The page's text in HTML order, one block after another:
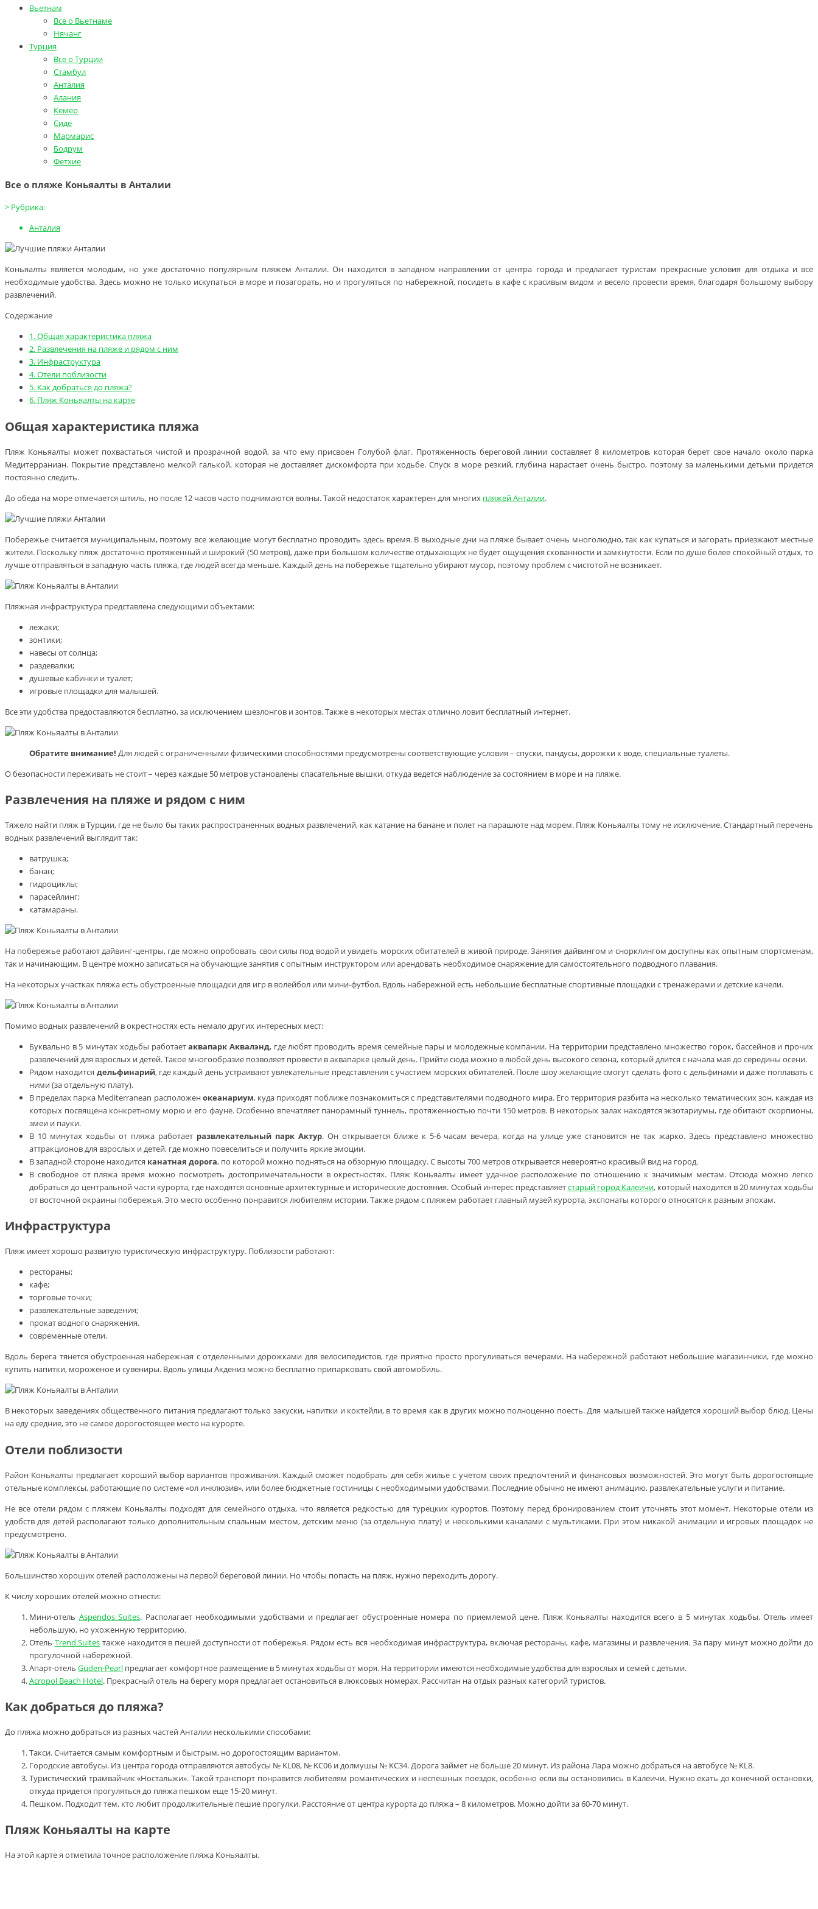
Вьетнам
Все о Вьетнаме
Нячанг
Турция
Все о Турции
Стамбул
Анталия
Алания
Кемер
Сиде
Мармарис
Бодрум
Фетхие
Все о пляже Коньяалты в Анталии
> Рубрика:
Анталия
Коньяалты является молодым, но уже достаточно популярным пляжем Анталии. Он находится в западном направлении от центра города и предлагает туристам прекрасные условия для отдыха и все
необходимые удобства. Здесь можно не только искупаться в море и позагорать, но и прогуляться по набережной, посидеть в кафе с красивым видом и весело провести время, благодаря большому выбору
развлечений.
Содержание
1.Общая характеристика пляжа
2. Развлечения на пляже и рядом с ним
3. Инфраструктура
4.Отели поблизости
5. Как добраться до пляжа?
6. Пляж Коньяалты на карте
Общая характеристика пляжа
Пляж Коньяалты может похвастаться чистой и прозрачной водой, за что ему присвоен Голубой флаг. Протяженность береговой линии составляет 8 километров, которая берет свое начало около парка
Медитерраниан. Покрытие представлено мелкой галькой, которая не доставляет дискомфорта при ходьбе. Спуск в море резкий, глубина нарастает очень быстро, поэтому за маленькими детьми придется
постоянно следить.
До обеда на море отмечается штиль, но после 12 часов часто поднимаются волны. Такой недостаток характерен для многих пляжей Анталии.
Побережье считается муниципальным, поэтому все желающие могут бесплатно проводить здесь время. В выходные дни на пляже бывает очень многолюдно, так как купаться и загорать приезжают местные
жители. Поскольку пляж достаточно протяженный и широкий (50 метров), даже при большом количестве отдыхающих не будет ощущения скованности и замкнутости. Если по душе более спокойный отдых, то
лучше отправляться в западную часть пляжа, где людей всегда меньше. Каждый день на побережье тщательно убирают мусор, поэтому проблем с чистотой не возникает.
Пляжная инфраструктура представлена следующими объектами:
лежаки;
зонтики;
навесы от солнца;
раздевалки;
душевые кабинки и туалет;
игровые площадки для малышей.
Все эти удобства предоставляются бесплатно, за исключением шезлонгов и зонтов. Также в некоторых местах отлично ловит бесплатный интернет.
Обратите внимание! Для людей с ограниченными физическими способностями предусмотрены соответствующие условия – спуски, пандусы, дорожки к воде, специальные туалеты.
О безопасности переживать не стоит – через каждые 50 метров установлены спасательные вышки, откуда ведется наблюдение за состоянием в море и на пляже.
Развлечения на пляже и рядом с ним
Тяжело найти пляж в Турции, где не было бы таких распространенных водных развлечений, как катание на банане и полет на парашюте над морем. Пляж Коньяалты тому не исключение. Стандартный перечень
водных развлечений выглядит так:
ватрушка;
банан;
гидроциклы;
парасейлинг;
катамараны.
На побережье работают дайвинг-центры, где можно опробовать свои силы под водой и увидеть морских обитателей в живой природе. Занятия дайвингом и снорклингом доступны как опытным спортсменам,
так и начинающим. В центре можно записаться на обучающие занятия с опытным инструктором или арендовать необходимое снаряжение для самостоятельного подводного плавания.
На некоторых участках пляжа есть обустроенные площадки для игр в волейбол или мини-футбол. Вдоль набережной есть небольшие бесплатные спортивные площадки с тренажерами и детские качели.
Помимо водных развлечений в окрестностях есть немало других интересных мест:
Буквально в 5 минутах ходьбы работаетаквапарк Аквалэнд, где любят проводить время семейные пары и молодежные компании. На территории представлено множество горок, бассейнов и прочих
развлечений для взрослых и детей. Такое многообразие позволяет провести в аквапарке целый день. Прийти сюда можно в любой день высокого сезона, который длится с начала мая до середины осени.
Рядом находится дельфинарий, где каждый день устраивают увлекательные представления с участием морских обитателей. После шоу желающие смогут сделать фото с дельфинами и даже поплавать с
ними (за отдельную плату).
В пределах парка Mediterranean расположенокеанариум, куда приходят поближе познакомиться с представителями подводного мира. Его территория разбита на несколько тематических зон, каждая из
которых посвящена конкретному морю и его фауне. Особенно впечатляет панорамный туннель, протяженностью почти 150 метров. В некоторых залах находятся экзотариумы, где обитают скорпионы,
змеи и пауки.
В 10 минутах ходьбы от пляжа работает развлекательный парк Актур. Он открывается ближе к 5-6 часам вечера, когда на улице уже становится не так жарко. Здесь представлено множество
аттракционов для взрослых и детей, где можно повеселиться и получить яркие эмоции.
В западной стороне находится канатная дорога, по которой можно подняться на обзорную площадку. С высоты 700 метров открывается невероятно красивый вид на город.
В свободное от пляжа время можно посмотреть достопримечательности в окрестностях. Пляж Коньяалты имеет удачное расположение по отношению к значимым местам. Отсюда можно легко
добраться до центральной части курорта, где находятся основные архитектурные и исторические достояния. Особый интерес представляетстарый город Калеичи, который находится в 20 минутах ходьбы
от восточной окраины побережья. Это место особенно понравится любителям истории. Также рядом с пляжем работает главный музей курорта, экспонаты которого относятся к разным эпохам.
Инфраструктура
Пляж имеет хорошо развитую туристическую инфраструктуру. Поблизости работают:
рестораны;
кафе;
торговые точки;
развлекательные заведения;
прокат водного снаряжения.
современные отели.
Вдоль берега тянется обустроенная набережная с отделенными дорожками для велосипедистов, где приятно просто прогуливаться вечерами. На набережной работают небольшие магазинчики, где можно
купить напитки, мороженое и сувениры. Вдоль улицы Акдениз можно бесплатно припарковать свой автомобиль.
В некоторых заведениях общественного питания предлагают только закуски, напитки и коктейли, в то время как в других можно полноценно поесть. Для малышей также найдется хороший выбор блюд. Цены
на еду средние, это не самое дорогостоящее место на курорте.
Отели поблизости
Район Коньяалты предлагает хороший выбор вариантов проживания. Каждый сможет подобрать для себя жилье с учетом своих предпочтений и финансовых возможностей. Это могут быть дорогостоящие
отельные комплексы, работающие по системе «ол инклюзив», или более бюджетные гостиницы с необходимыми удобствами. Последние обычно не имеют анимацию, развлекательные услуги и питание.
Не все отели рядом с пляжем Коньяалты подходят для семейного отдыха, что является редкостью для турецких курортов. Поэтому перед бронированием стоит уточнять этот момент. Некоторые отели из
удобств для детей располагают только дополнительным спальным местом, детским меню (за отдельную плату) и несколькими каналами с мультиками. При этом никакой анимации и игровых площадок не
предусмотрено.
Большинство хороших отелей расположены на первой береговой линии. Но чтобы попасть на пляж, нужно переходить дорогу.
К числу хороших отелей можно отнести:
Мини-отель Aspendos Suites. Располагает необходимыми удобствами и предлагает обустроенные номера по приемлемой цене. Пляж Коньяалты находится всего в 5 минутах ходьбы. Отель имеет
небольшую, но ухоженную территорию.
Отель Trend Suites также находится в пешей доступности от побережья. Рядом есть вся необходимая инфраструктура, включая рестораны, кафе, магазины и развлечения. За пару минут можно дойти до
прогулочной набережной.
Апарт-отель Güden-Pearl предлагает комфортное размещение в 5 минутах ходьбы от моря. На территории имеются необходимые удобства для взрослых и семей с детьми.
Acropol Beach Hotel. Прекрасный отель на берегу моря предлагает остановиться в люксовых номерах. Рассчитан на отдых разных категорий туристов.
Как добраться до пляжа?
До пляжа можно добраться из разных частей Анталии несколькими способами:
Такси. Считается самым комфортным и быстрым, но дорогостоящим вариантом.
Городские автобусы. Из центра города отправляются автобусы № KL08, № KC06 и долмушы № KC34. Дорога займет не больше 20 минут. Из района Лара можно добраться на автобусе № KL8.
Туристический трамвайчик «Ностальжи». Такой транспорт понравится любителям романтических и неспешных поездок, особенно если вы остановились в Калеичи. Нужно ехать до конечной остановки,
откуда придется прогуляться до пляжа пешком еще 15-20 минут.
Пешком. Подходит тем, кто любит продолжительные пешие прогулки. Расстояние от центра курорта до пляжа – 8 километров. Можно дойти за 60-70 минут.
Пляж Коньяалты на карте
На этой карте я отметила точное расположение пляжа Коньяалты.